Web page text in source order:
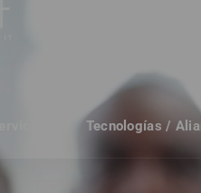
Tecnologías /